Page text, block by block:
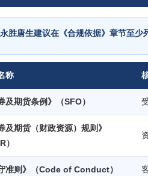
胜唐生建议在《合规依据》章节至少
称
及期货条例》（SFO）
及期货（财政资源）规则》
）
准则》（Code of Conduct）